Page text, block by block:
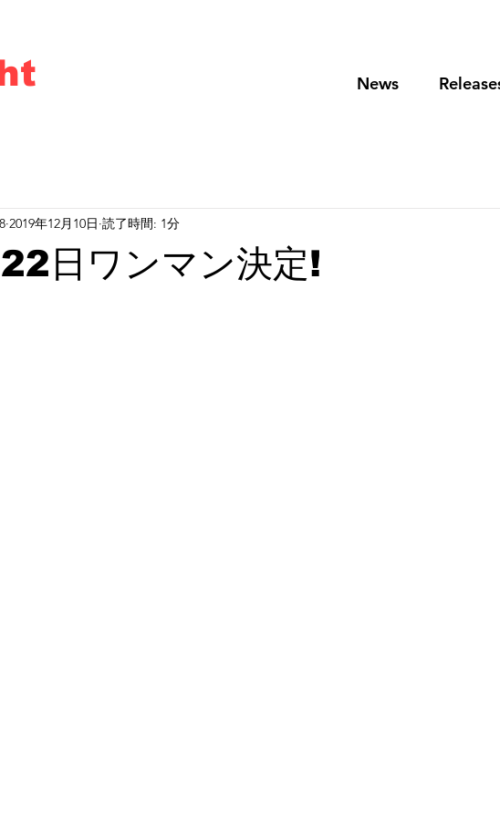
News
日ワンマン決定!
2019年12月10日 読了時間: 1分